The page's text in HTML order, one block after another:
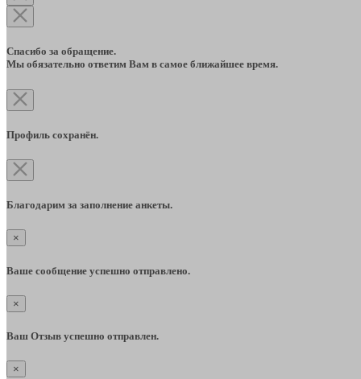
Спасибо за обращение.
Мы обязательно ответим Вам в самое ближайшее время.
Профиль сохранён.
Благодарим за заполнение анкеты.
×
Ваше сообщение успешно отправлено.
×
Ваш Отзыв успешно отправлен.
×